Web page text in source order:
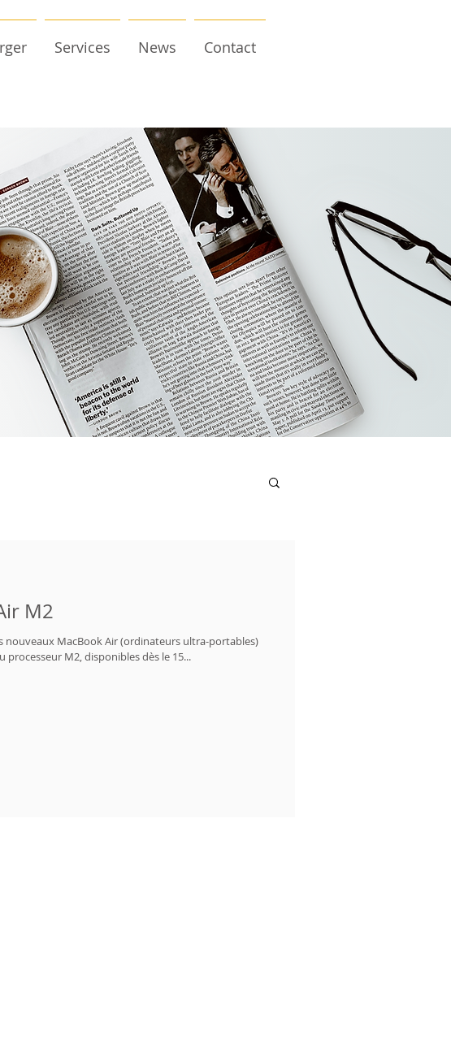
Services News Contact
M2
nouveaux MacBook Air (ordinateurs ultra-portables)
processeur M2, disponibles dès le 15...